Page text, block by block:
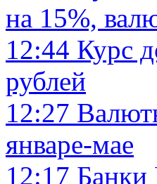
на 15%,
12:44 Курс
рублей
12:27
январе-мае
12:17 Банки